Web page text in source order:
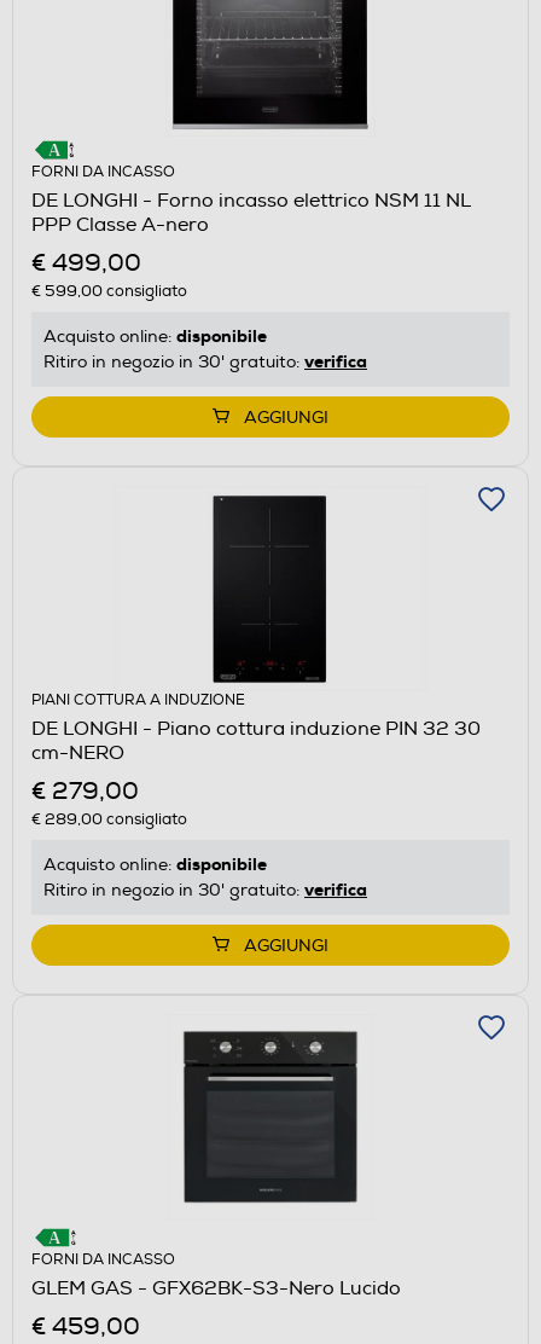
FORNI DA INCASSO
DE LONGHI - Forno incasso elettrico NSM 11 NL
PPP Classe A-nero
€ 499,00
€ 599,00consigliato
Acquisto online: disponibile
Ritiro in negozio in 30' gratuito: verifica
AGGIUNGI
PIANI COTTURA A INDUZIONE
DE LONGHI - Piano cottura induzione PIN 32 30
cm-NERO
€ 279,00
€ 289,00consigliato
Acquisto online: disponibile
Ritiro in negozio in 30' gratuito: verifica
AGGIUNGI
FORNI DA INCASSO
GLEM GAS - GFX62BK-S3-Nero Lucido
€ 459,00